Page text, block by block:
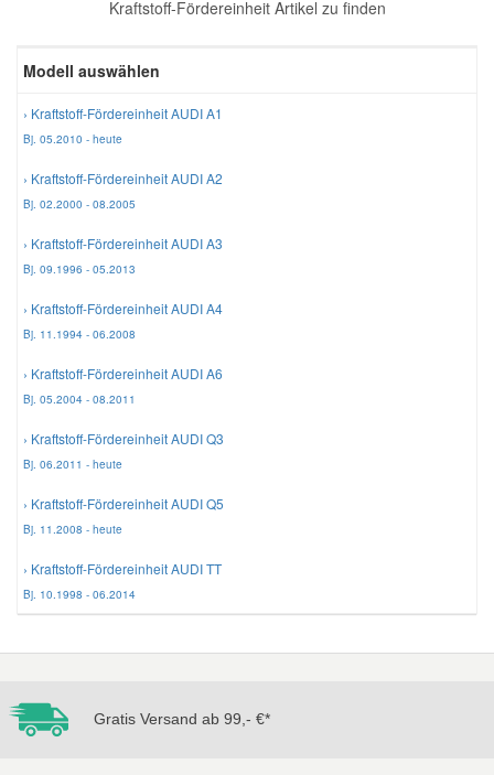
Kraftstoff-Fördereinheit Artikel zu finden
Modell auswählen
› Kraftstoff-Fördereinheit AUDI A1
Bj. 05.2010 - heute
› Kraftstoff-Fördereinheit AUDI A2
Bj. 02.2000 - 08.2005
› Kraftstoff-Fördereinheit AUDI A3
Bj. 09.1996 - 05.2013
› Kraftstoff-Fördereinheit AUDI A4
Bj. 11.1994 - 06.2008
› Kraftstoff-Fördereinheit AUDI A6
Bj. 05.2004 - 08.2011
› Kraftstoff-Fördereinheit AUDI Q3
Bj. 06.2011 - heute
› Kraftstoff-Fördereinheit AUDI Q5
Bj. 11.2008 - heute
› Kraftstoff-Fördereinheit AUDI TT
Bj. 10.1998 - 06.2014
Gratis Versand ab 99,- €*
Zündanlage und Glühanlage
Mercedes Ersatzteile
Mitsubishi Ersatzteile